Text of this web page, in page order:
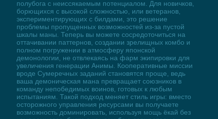
полубога с неиссякаемым потенциалом. Для новичков,
борющихся с высокой сложностью, или ветеранов,
экспериментирующих с билдами, это решение
проблемы пропущенных возможностей из-за пустой
шкалы маны. Теперь вы можете сосредоточиться на
оттачивании паттернов, создании зрелищных комбо и
полном погружении в атмосферу японской
демонологии, не отвлекаясь на фарм экипировки для
увеличения генерации Анимы. Кооперативные миссии
вроде Сумеречных заданий становятся проще, ведь
ваша демоническая мана превращает союзников в
команду непобедимых воинов, готовых к любым
испытаниям. Такой подход меняет стиль игры: вместо
осторожного управления ресурсами вы получаете
возможность доминировать, используя мощь ёкай без